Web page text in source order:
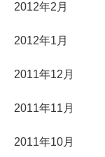
2012年2月
2012年1月
2011年12月
2011年11月
2011年10月